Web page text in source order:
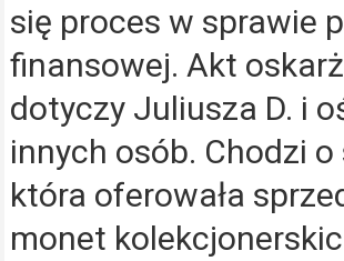
się proces w sprawie
finansowej. Akt
dotyczy Juliusza D. i
innych osób. Chodzi o
która oferowała
monet